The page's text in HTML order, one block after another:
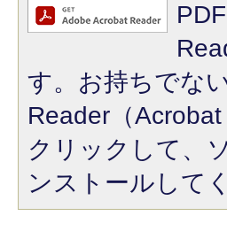
す。お持ちでな
Reader（
クリックして、
ンストールして